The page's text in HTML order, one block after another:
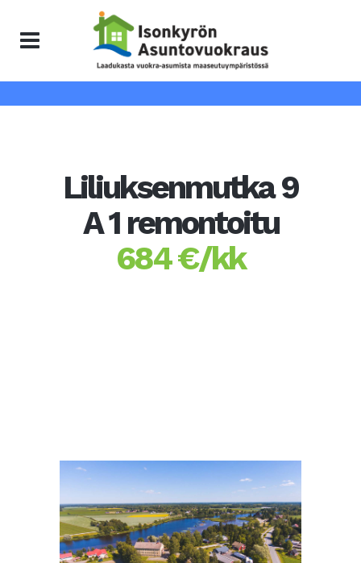
Liliuksenmutka 9
A 1 remontoitu
684 €/kk